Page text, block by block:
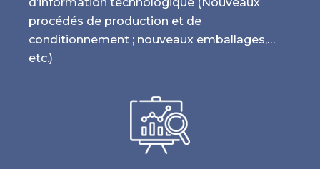
d’information technologique (Nouveaux
procédés de production et de
conditionnement ; nouveaux emballages,…
etc.)